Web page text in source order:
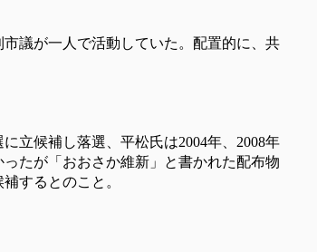
議が一人で活動していた。配置的に、共
立候補し落選、平松氏は2004年、2008年
たが「おおさか維新」と書かれた配布物
するとのこと。